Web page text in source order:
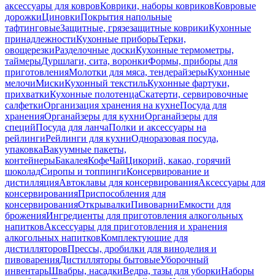
аксессуары для ковровКоврики, наборы ковриковКовровые
дорожкиЦиновкиПокрытия напольные
тафтинговыеЗащитные, грязезащитные коврикиКухонные
принадлежностиКухонные приборыТерки,
овощерезкиРазделочные доскиКухонные термометры,
таймерыДуршлаги, сита, воронкиФормы, приборы для
приготовленияМолотки для мяса, тендерайзерыКухонные
мелочиМискиКухонный текстильКухонные фартуки,
прихваткиКухонные полотенцаСкатерти, сервировочные
салфеткиОрганизация хранения на кухнеПосуда для
храненияОрганайзеры для кухниОрганайзеры для
специйПосуда для ланчаПолки и аксессуары на
рейлингиРейлинги для кухниОдноразовая посуда,
упаковкаВакуумные пакеты,
контейнерыБакалеяКофеЧайЦикорий, какао, горячий
шоколадСиропы и топпингиКонсервирование и
дистилляцияАвтоклавы для консервированияАксессуары для
консервированияПриспособления для
консервированияОткрывалкиПивоварниЕмкости для
броженияИнгредиенты для приготовления алкогольных
напитковАксессуары для приготовления и хранения
алкогольных напитковКомплектующие для
дистилляторовПрессы, дробилки для виноделия и
пивоваренияДистилляторы бытовыеУборочный
инвентарьШвабры, насадкиВедра, тазы для уборкиНаборы